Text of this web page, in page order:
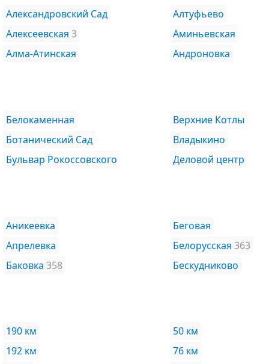
Александровский Сад
Алексеевская 3
Алма-Атинская
Алтуфьево
Аминьевская
Андроновка
Белокаменная
Ботанический Сад
Бульвар Рокоссовского
Верхние Котлы
Владыкино
Деловой центр
Аникеевка
Апрелевка
Баковка 358
Беговая
Белорусская 363
Бескудниково
190 км
192 км
50 км
76 км